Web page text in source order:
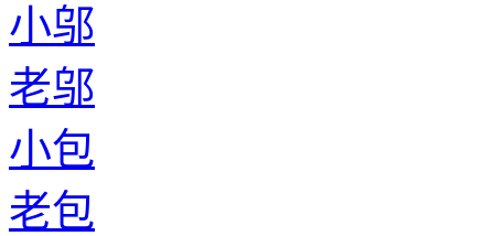
小邬
老邬
小包
老包